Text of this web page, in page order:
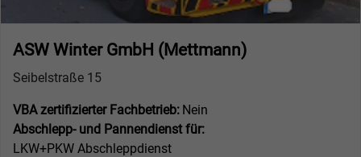
ASW Winter GmbH (Mettmann)
Seibelstraße 15
VBA zertifizierter Fachbetrieb: Nein
Abschlepp- und Pannendienst für:
LKW+PKW Abschleppdienst